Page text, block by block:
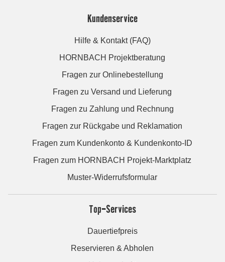
Kundenservice
Hilfe & Kontakt (FAQ)
HORNBACH Projektberatung
Fragen zur Onlinebestellung
Fragen zu Versand und Lieferung
Fragen zu Zahlung und Rechnung
Fragen zur Rückgabe und Reklamation
Fragen zum Kundenkonto & Kundenkonto-ID
Fragen zum HORNBACH Projekt-Marktplatz
Muster-Widerrufsformular
Top-Services
Dauertiefpreis
Reservieren & Abholen